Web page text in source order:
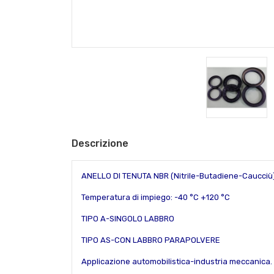
Descrizione
ANELLO DI TENUTA NBR (Nitrile-Butadiene-
Temperatura di impiego: -40 °C +120 °C
TIPO A-SINGOLO LABBRO
TIPO AS-CON LABBRO PARAPOLVERE
Applicazione automobilistica-industria meccanica.